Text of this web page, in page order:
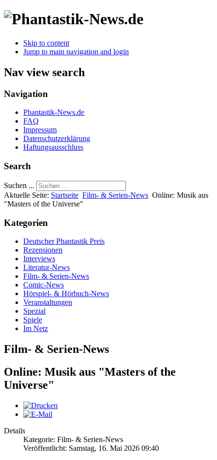
Skip to content
Jump to main navigation and login
Nav view search
Navigation
Phantastik-News.de
FAQ
Impressum
Datenschutzerklärung
Haftungsausschluss
Search
Suchen ...
Aktuelle Seite: Startseite Film- & Serien-News Online: Musik aus
"Masters of the Universe"
Kategorien
Deutscher Phantastik Preis
Rezensionen
Interviews
Literatur-News
Film- & Serien-News
Comic-News
Hörspiel- & Hörbuch-News
Veranstaltungen
Spezial
Spiele
Im Netz
Film- & Serien-News
Online: Musik aus "Masters of the
Universe"
Details
Kategorie: Film- & Serien-News
Veröffentlicht: Samstag, 16. Mai 2026 09:40